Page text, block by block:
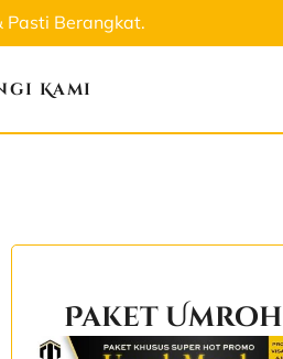
Pasti Berangkat.
Kami
Paket Umroh